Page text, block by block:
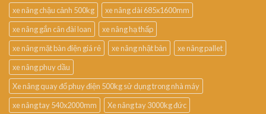
xe nâng chậu cảnh 500kg
xe nâng dài 685x1600mm
xe nâng gắn cân đài loan
xe nâng hạ thấp
xe nâng mặt bàn điện giá rẻ
xe nâng nhật bản
xe nâng pallet
xe nâng phuy dầu
Xe nâng quay đổ phuy điện 500kg sử dụng trong nhà máy
xe nâng tay 540x2000mm
Xe nâng tay 3000kg đức